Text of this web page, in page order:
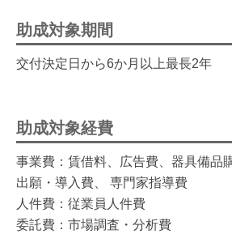
助成対象期間
交付決定日から6か月以上最長2年
助成対象経費
事業費：賃借料、広告費、器具備品
出願・導入費、 専門家指導費
人件費：従業員人件費
委託費：市場調査・分析費